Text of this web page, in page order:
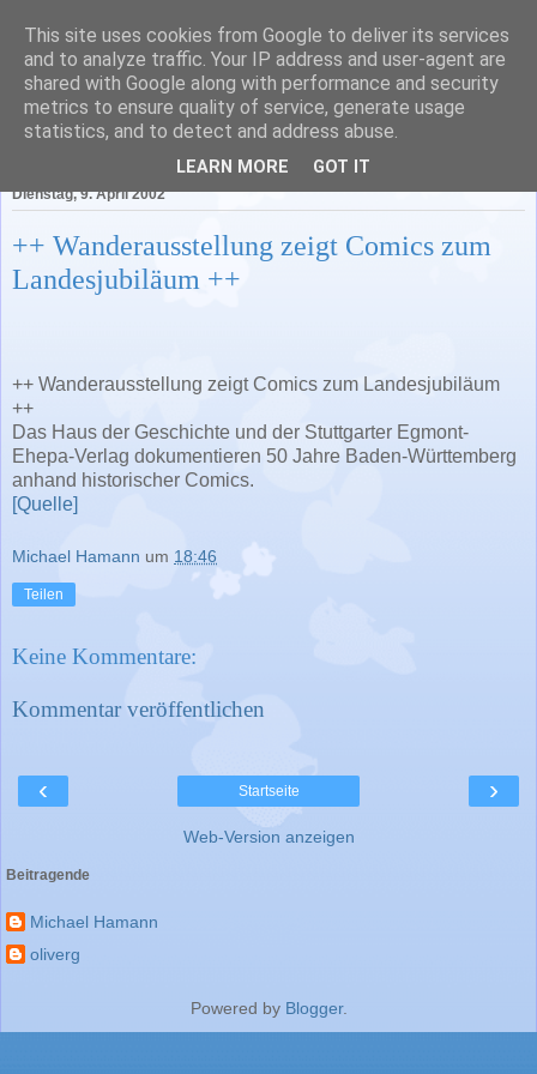
Literatur in Baden-
Württemberg
Dienstag, 9. April 2002
++ Wanderausstellung zeigt Comics zum
Landesjubiläum ++
++ Wanderausstellung zeigt Comics zum Landesjubiläum
++
Das Haus der Geschichte und der Stuttgarter Egmont-
Ehepa-Verlag dokumentieren 50 Jahre Baden-Württemberg
anhand historischer Comics.
[Quelle]
Michael Hamann um 18:46
Teilen
Keine Kommentare:
Kommentar veröffentlichen
‹ ›
Startseite
Web-Version anzeigen
Beitragende
Michael Hamann
oliverg
Powered by Blogger.
This site uses cookies from Google to deliver its services
and to analyze traffic. Your IP address and user-agent are
shared with Google along with performance and security
metrics to ensure quality of service, generate usage
statistics, and to detect and address abuse.
LEARN MORE GOT IT